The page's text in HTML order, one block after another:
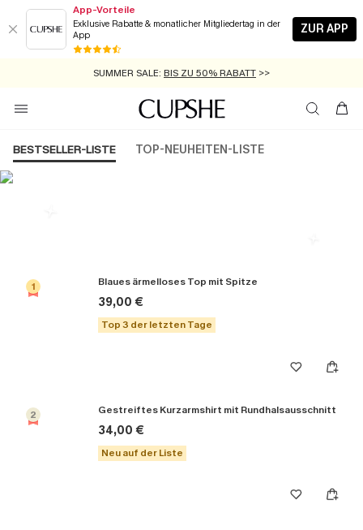
App-Vorteile
Exklusive Rabatte & monatlicher Mitgliedertag in der
App
ZUR APP
GRATIS MASSBAND MIT JEDEM SCHNELLVERSAND-ARTIKEL >>
SUMMER SALE: BIS ZU 50% RABATT >>
ZUM NEWSLETTER:BIS ZU -20% EXTRA ERHALTEN
KOSTENLOSER VERSAND AB 89 €
BESTSELLER-LISTE TOP-NEUHEITEN-LISTE
1 Blaues ärmelloses Top mit Spitze
39,00 €
Top 3 der letzten Tage
2 Gestreiftes Kurzarmshirt mit Rundhalsausschnitt
34,00 €
Neu auf der Liste